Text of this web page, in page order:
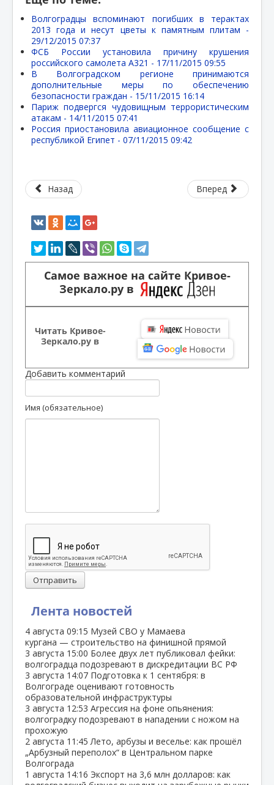
Лента новостей
4 августа 09:15 Музей СВО у Мамаева
кургана — строительство на финишной прямой
3 августа 15:00 Более двух лет публиковал фейки:
волгоградца подозревают в дискредитации ВС РФ
3 августа 14:07 Подготовка к 1 сентября: в
Волгограде оценивают готовность
образовательной инфраструктуры
3 августа 12:53 Агрессия на фоне опьянения:
волгоградку подозревают в нападении с ножом на
прохожую
2 августа 11:45 Лето, арбузы и веселье: как прошёл
„Арбузный переполох“ в Центральном парке
Волгограда
1 августа 14:16 Экспорт на 3,6 млн долларов: как
Волгоградцы вспоминают погибших в терактах
2013 года и несут цветы к памятным плитам -
29/12/2015 07:37
ФСБ России установила причину крушения
российского самолета А321 - 17/11/2015 09:55
В Волгоградском регионе принимаются
дополнительные меры по обеспечению
безопасности граждан - 15/11/2015 16:14
Париж подвергся чудовищным террористическим
атакам - 14/11/2015 07:41
Россия приостановила авиационное сообщение с
республикой Египет - 07/11/2015 09:42
Назад Вперед
Самое важное на сайте Кривое-
Зеркало.ру в
Читать Кривое-
Зеркало.ру в
Добавить комментарий
Имя (обязательное)
Отправить